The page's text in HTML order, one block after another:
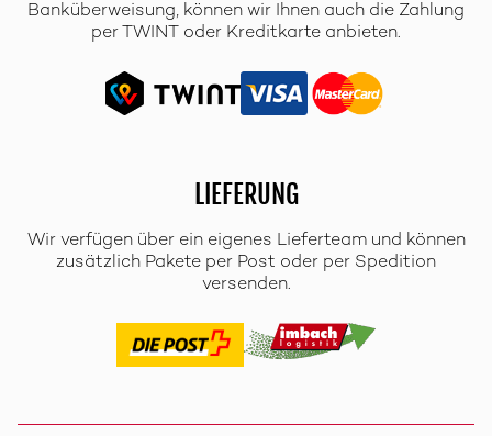
Banküberweisung, können wir Ihnen auch die Zahlung
per TWINT oder Kreditkarte anbieten.
LIEFERUNG
Wir verfügen über ein eigenes Lieferteam und können
zusätzlich Pakete per Post oder per Spedition
versenden.